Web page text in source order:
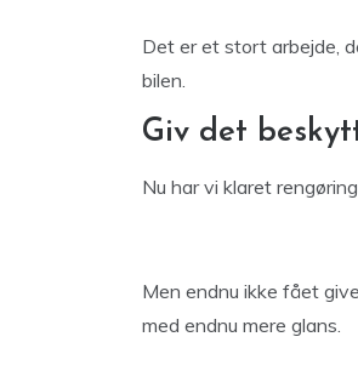
Det er et stort arbejde,
bilen.
Giv det
Nu har vi klaret
Men endnu ikke fået
med endnu mere glans.